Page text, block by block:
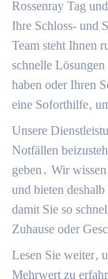
Rossenray Tag
Ihre Schloss- und
Team steht Ihnen
schnelle Lösungen
haben oder Ihren
eine Soforthilfe‚
Unsere
Notfällen
geben․ Wir
und bieten
damit Sie so
Zuhause oder
Lesen Sie weiter‚
Mehrwert zu